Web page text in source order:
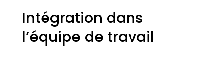
Intégration dans
l’équipe de travail